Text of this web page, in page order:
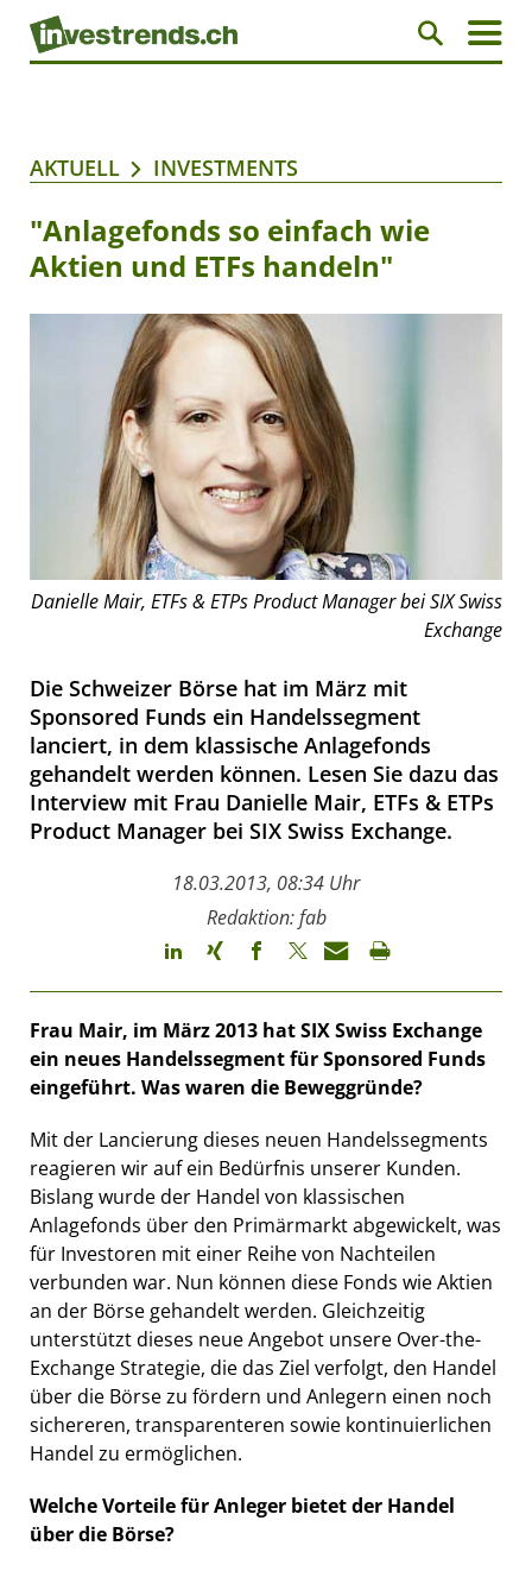
AKTUELL INVESTMENTS
"Anlagefonds so einfach wie
Aktien und ETFs handeln"
Danielle Mair, ETFs & ETPs Product Manager bei SIX Swiss
Exchange
Die Schweizer Börse hat im März mit
Sponsored Funds ein Handelssegment
lanciert, in dem klassische Anlagefonds
gehandelt werden können. Lesen Sie dazu das
Interview mit Frau Danielle Mair, ETFs & ETPs
Product Manager bei SIX Swiss Exchange.
18.03.2013, 08:34 Uhr
Redaktion: fab
Frau Mair, im März 2013 hat SIX Swiss Exchange
ein neues Handelssegment für Sponsored Funds
eingeführt. Was waren die Beweggründe?
Mit der Lancierung dieses neuen Handelssegments
reagieren wir auf ein Bedürfnis unserer Kunden.
Bislang wurde der Handel von klassischen
Anlagefonds über den Primärmarkt abgewickelt, was
für Investoren mit einer Reihe von Nachteilen
verbunden war. Nun können diese Fonds wie Aktien
an der Börse gehandelt werden. Gleichzeitig
unterstützt dieses neue Angebot unsere Over-the-
Exchange Strategie, die das Ziel verfolgt, den Handel
über die Börse zu fördern und Anlegern einen noch
sichereren, transparenteren sowie kontinuierlichen
Handel zu ermöglichen.
Welche Vorteile für Anleger bietet der Handel
über die Börse?